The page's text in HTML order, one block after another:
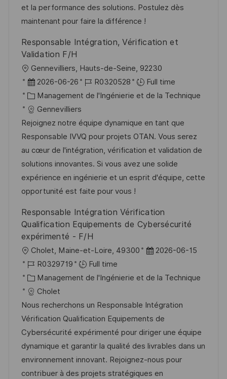
i
o
f
i
h
e
e
d
p
i
e
et la performance des solutions. Postulez dès
maintenant pour faire la différence !
Responsable Intégration, Vérification et
Validation F/H
o
c
a
l
i
s
a
t
i
n
Gennevilliers, Hauts-de-Seine, 92230
D
a
t
e
d
’
a
f
f
c
a
g
e
2026-06-26
R
é
é
r
e
n
c
e
u
p
s
R0320528
Full time
C
a
t
é
g
o
r
i
Management de l'Ingénierie et de la Technique
Gennevilliers
Rejoignez notre équipe dynamique en tant que
Responsable IVVQ pour projets OTAN. Vous serez
au cœur de l'intégration, vérification et validation de
solutions innovantes. Si vous avez une solide
expérience en ingénierie et un esprit d'équipe, cette
opportunité est faite pour vous !
Responsable Intégration Vérification
Qualification Equipements de Cybersécurité
expérimenté - F/H
o
c
a
l
i
s
a
t
i
Cholet, Maine-et-Loire, 49300
D
t
d
’
a
f
f
i
2026-06-15
R
é
f
é
r
e
n
c
e
R0329719
Full time
C
a
t
é
g
o
r
i
Management de l'Ingénierie et de la Technique
Cholet
Nous recherchons un Responsable Intégration
Vérification Qualification Equipements de
Cybersécurité expérimenté pour diriger une équipe
dynamique et garantir la qualité des livrables dans un
environnement innovant. Rejoignez-nous pour
contribuer à des projets stratégiques en